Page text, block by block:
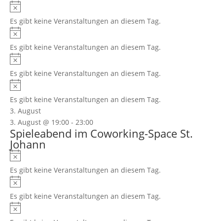
Hinweis
Es gibt keine Veranstaltungen an diesem Tag.
Hinweis
Es gibt keine Veranstaltungen an diesem Tag.
Hinweis
Es gibt keine Veranstaltungen an diesem Tag.
Hinweis
Es gibt keine Veranstaltungen an diesem Tag.
3. August
3. August @ 19:00- 23:00
Spieleabend im Coworking-Space St.
Johann
Hinweis
Es gibt keine Veranstaltungen an diesem Tag.
Hinweis
Es gibt keine Veranstaltungen an diesem Tag.
Hinweis